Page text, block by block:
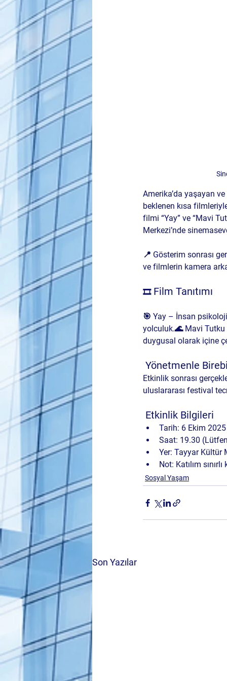
Amerika’da yaşayan
beklenen kısa
filmi “Yay” ve “Mavi
Merkezi’nde
📍 Gösterim sonrası
ve filmlerin kamera
🎞️ Film Tanıtımı
🎯 Yay – İnsan
yolculuk.🌊 Mavi Tutku
duygusal olarak içine
Yönetmenle
Etkinlik sonrası
uluslararası festival
Etkinlik Bilgileri
Tarih: 6 Ekim
Saat: 19.30
Yer: Tayyar Kültür
Not: Katılım
Sosyal Yaşam
Son Yazılar